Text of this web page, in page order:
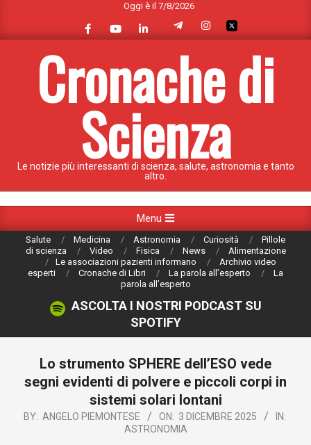
content
Oggi è il 7/8/2026
Cronache di
Scienza
Le notizie più interessanti di scienza, salute, astronomia e tanto
altro.
Navigation
Menu
Salute Medicina Astronomia Curiosità
Pillole
di scienza
Video Fisica News
Alimentazione
Le associazioni pazienti informano
Archivio video
esperti
Cronache di Libri La parola all’esperto
La
parola all’esperto
ASCOLTA I NOSTRI PODCAST SU
SPOTIFY
Lo strumento SPHERE dell’ESO vede
segni evidenti di polvere e piccoli corpi in
sistemi solari lontani
BY: ANGELO PIEMONTESE ON: 3 DICEMBRE 2025
IN:
ASTRONOMIA